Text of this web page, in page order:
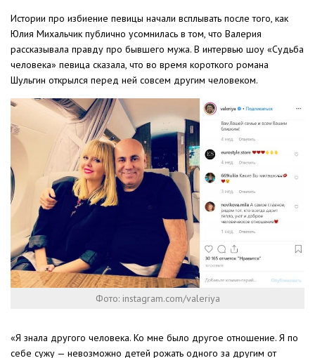
Истории про избиение певицы начали всплывать после того, как
Юлия Михальчик публично усомнилась в том, что Валерия
рассказывала правду про бывшего мужа. В интервью шоу «Судьба
человека» певица сказала, что во время короткого романа
Шульгин открылся перед ней совсем другим человеком.
Фото: instagram.com/valeriya
«Я знала другого человека. Ко мне было другое отношение. Я по
себе сужу — невозможно детей рожать одного за другим от